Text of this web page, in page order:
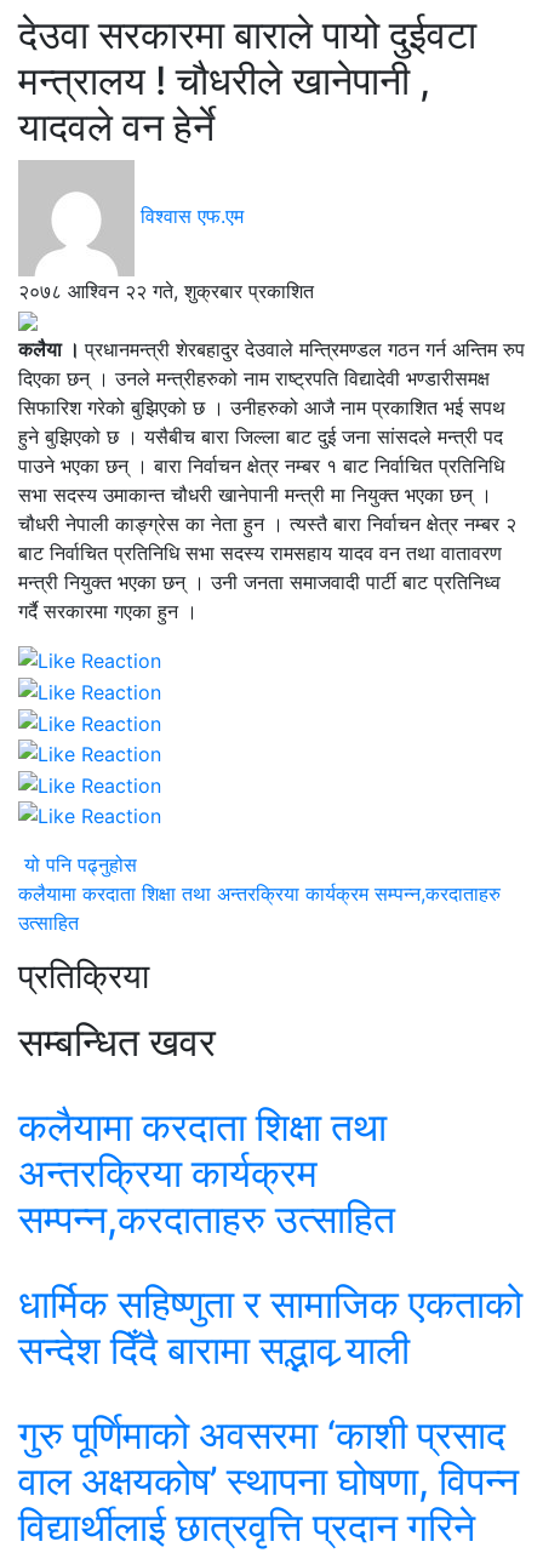
देउवा सरकारमा बाराले पायो दुईवटा
मन्त्रालय ! चौधरीले खानेपानी ,
यादवले वन हेर्ने
विश्वास एफ.एम
२०७८ आश्विन २२ गते, शुक्रबार प्रकाशित
कलैया ।प्रधानमन्त्री शेरबहादुर देउवाले मन्त्रिमण्डल गठन गर्न अन्तिम रुप
दिएका छन् । उनले मन्त्रीहरुको नाम राष्ट्रपति विद्यादेवी भण्डारीसमक्ष
सिफारिश गरेको बुझिएको छ । उनीहरुको आजै नाम प्रकाशित भई सपथ
हुने बुझिएको छ । यसैबीच बारा जिल्ला बाट दुई जना सांसदले मन्त्री पद
पाउने भएका छन् । बारा निर्वाचन क्षेत्र नम्बर १ बाट निर्वाचित प्रतिनिधि
सभा सदस्य उमाकान्त चौधरी खानेपानी मन्त्री मा नियुक्त भएका छन् ।
चौधरी नेपाली काङ्ग्रेस का नेता हुन । त्यस्तै बारा निर्वाचन क्षेत्र नम्बर २
बाट निर्वाचित प्रतिनिधि सभा सदस्य रामसहाय यादव वन तथा वातावरण
मन्त्री नियुक्त भएका छन् । उनी जनता समाजवादी पार्टी बाट प्रतिनिध्व
गर्दै सरकारमा गएका हुन ।
यो पनि पढ्नुहोस
कलैयामा करदाता शिक्षा तथा अन्तरक्रिया कार्यक्रम सम्पन्न,करदाताहरु
उत्साहित
प्रतिक्रिया
सम्बन्धित खवर
कलैयामा करदाता शिक्षा तथा
अन्तरक्रिया कार्यक्रम
सम्पन्न,करदाताहरु उत्साहित
धार्मिक सहिष्णुता र सामाजिक एकताको
सन्देश दिँदै बारामा सद्भाव र्‍याली
गुरु पूर्णिमाको अवसरमा ‘काशी प्रसाद
वाल अक्षयकोष’ स्थापना घोषणा, विपन्न
विद्यार्थीलाई छात्रवृत्ति प्रदान गरिने